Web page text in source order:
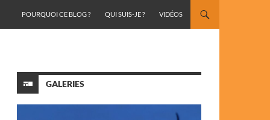
POURQUOI CE BLOG ?
QUI SUIS-JE ? VIDÉOS
GALERIES